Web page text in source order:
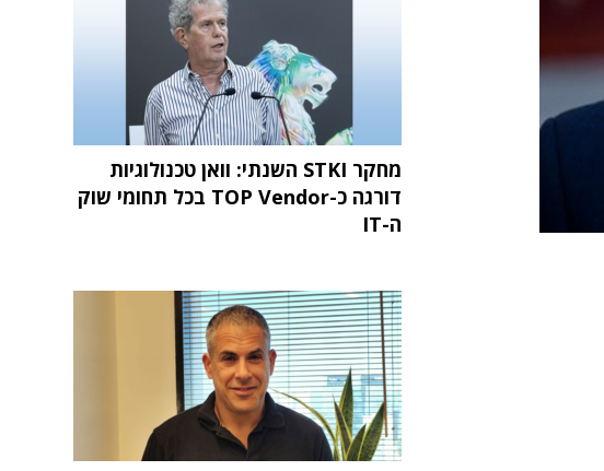
מחקר STKI השנתי: וואן טכנולוגיות
דורגה כ-TOP Vendor בכל תחומי שוק
ה-IT